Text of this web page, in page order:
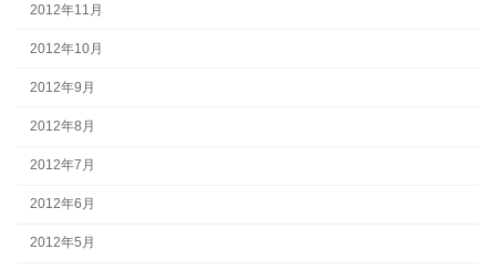
2012年11月
2012年10月
2012年9月
2012年8月
2012年7月
2012年6月
2012年5月